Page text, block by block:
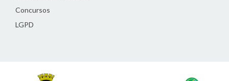
Concursos
LGPD